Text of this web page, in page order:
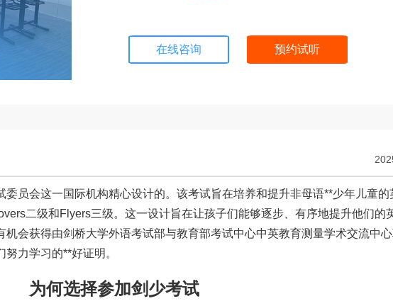
在线咨询 预约试听
员会这一国际机构精心设计的。该考试旨在培养和提升非母语**少年儿童的
二级和Flyers三级。这一设计旨在让孩子们能够逐步、有序地提升他们的
会获得由剑桥大学外语考试部与教育部考试中心中英教育测量学术交流中
力学习的**好证明。
为何选择参加剑少考试